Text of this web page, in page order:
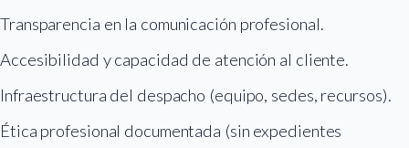
Transparencia en la comunicación profesional.
Accesibilidad y capacidad de atención al cliente.
Infraestructura del despacho (equipo, sedes, recursos).
Ética profesional documentada (sin expedientes